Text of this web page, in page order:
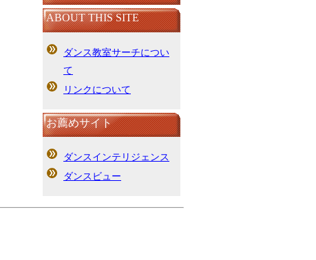
ABOUT THIS SITE
ダンス教室サーチについ
て
リンクについて
お薦めサイト
ダンスインテリジェンス
ダンスビュー